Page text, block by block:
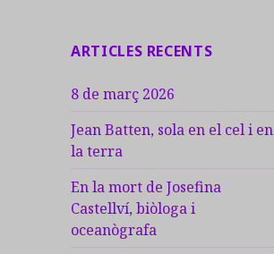
ARTICLES RECENTS
8 de març 2026
Jean Batten, sola en el cel i en
la terra
En la mort de Josefina
Castellví, biòloga i
oceanògrafa